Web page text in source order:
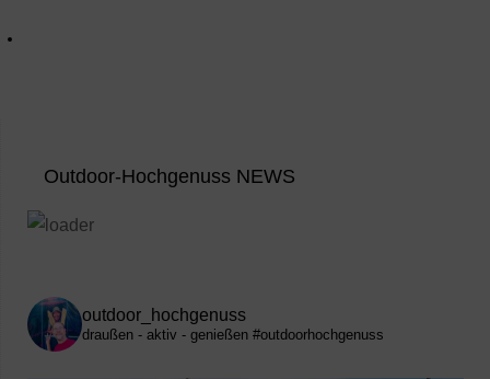
Outdoor-Hochgenuss NEWS
outdoor_hochgenuss
draußen - aktiv - genießen #outdoorhochgenuss